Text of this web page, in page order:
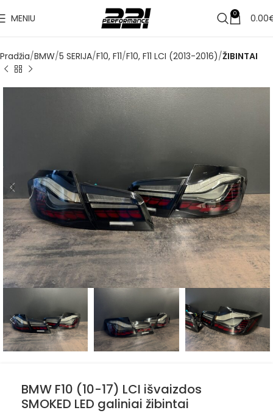
MENIU 0 0.00
Pradžia BMW 5 SERIJA F10, F11 F10, F11 LCI (2013-2016) ŽIBINTAI
BMW F10 (10-17) LCI išvaizdos
SMOKED LED galiniai žibintai